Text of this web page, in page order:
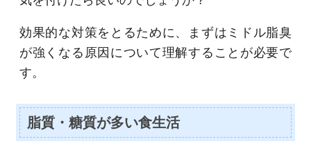
効果的な対策をとるために、まずはミドル脂臭
が強くなる原因について理解することが必要で
す。
脂質・糖質が多い食生活